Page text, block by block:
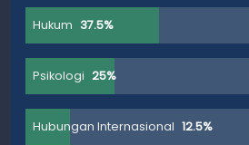
Hukum 37.5%
Psikologi 25%
Hubungan Internasional 12.5%